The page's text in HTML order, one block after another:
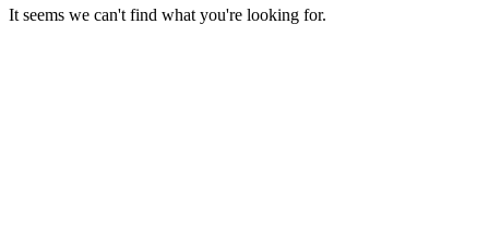
It seems we can't find what you're looking for.